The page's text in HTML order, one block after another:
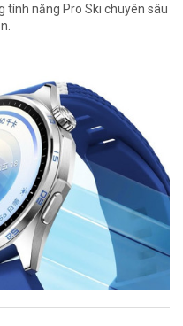
tính năng Pro Ski chuyên sâu